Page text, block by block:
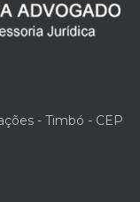
- Timbó - CEP